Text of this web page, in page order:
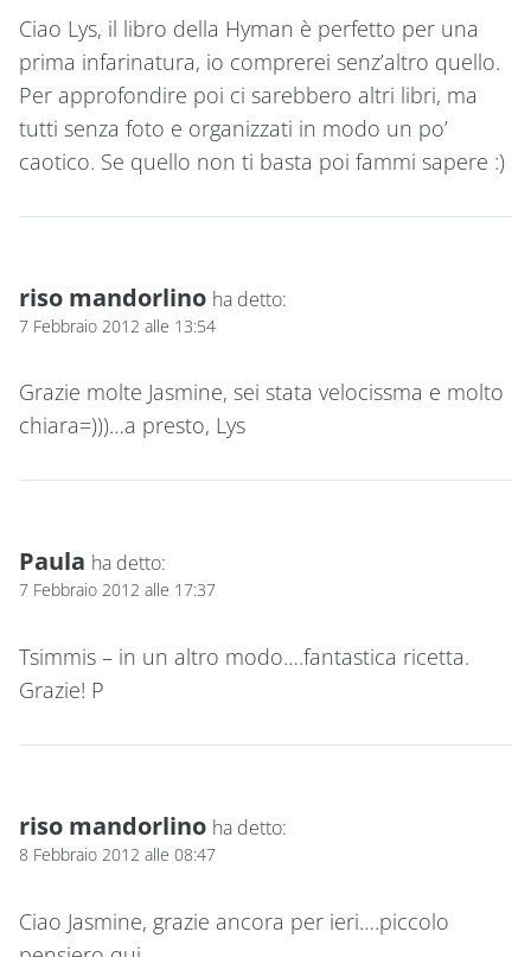
Ciao Lys, il libro della Hyman è perfetto per una
prima infarinatura, io comprerei senz’altro quello.
Per approfondire poi ci sarebbero altri libri, ma
tutti senza foto e organizzati in modo un po’
caotico. Se quello non ti basta poi fammi sapere :)
riso mandorlino ha detto:
7 Febbraio 2012 alle 13:54
Grazie molte Jasmine, sei stata velocissma e molto
chiara=)))…a presto, Lys
Paula ha detto:
7 Febbraio 2012 alle 17:37
Tsimmis – in un altro modo….fantastica ricetta.
Grazie! P
riso mandorlino ha detto:
8 Febbraio 2012 alle 08:47
Ciao Jasmine, grazie ancora per ieri….piccolo